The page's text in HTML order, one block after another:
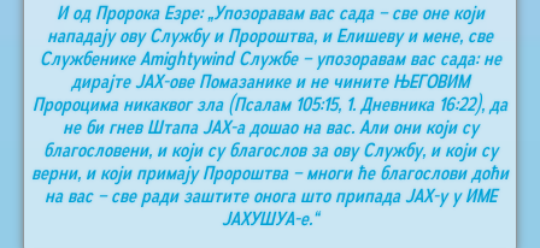
И од Пророка Езре: „Упозоравам вас сада – све оне који
нападају ову Службу и Пророштва, и Елишеву и мене, све
Службенике Аmightywind Службе – упозоравам вас сада: не
дирајте ЈАХ-ове Помазанике и не чините ЊЕГОВИМ
Пророцима никаквог зла (Псалам 105:15, 1. Дневника 16:22), да
не би гнев Штапа ЈАХ-а дошао на вас. Али они који су
благословени, и који су благослов за ову Службу, и који су
верни, и који примају Пророштва – многи ће благослови доћи
на вас – све ради заштите онога што припада ЈАХ-у у ИМЕ
ЈАХУШУА-е.“